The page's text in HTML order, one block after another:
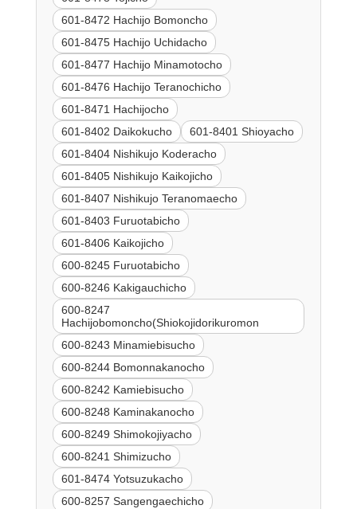
601-8472 Hachijo Bomoncho
601-8475 Hachijo Uchidacho
601-8477 Hachijo Minamotocho
601-8476 Hachijo Teranochicho
601-8471 Hachijocho
601-8402 Daikokucho
601-8401 Shioyacho
601-8404 Nishikujo Koderacho
601-8405 Nishikujo Kaikojicho
601-8407 Nishikujo Teranomaecho
601-8403 Furuotabicho
601-8406 Kaikojicho
600-8245 Furuotabicho
600-8246 Kakigauchicho
600-8247
Hachijobomoncho(Shiokojidorikuromon
600-8243 Minamiebisucho
600-8244 Bomonnakanocho
600-8242 Kamiebisucho
600-8248 Kaminakanocho
600-8249 Shimokojiyacho
600-8241 Shimizucho
601-8474 Yotsuzukacho
600-8257 Sangengaechicho